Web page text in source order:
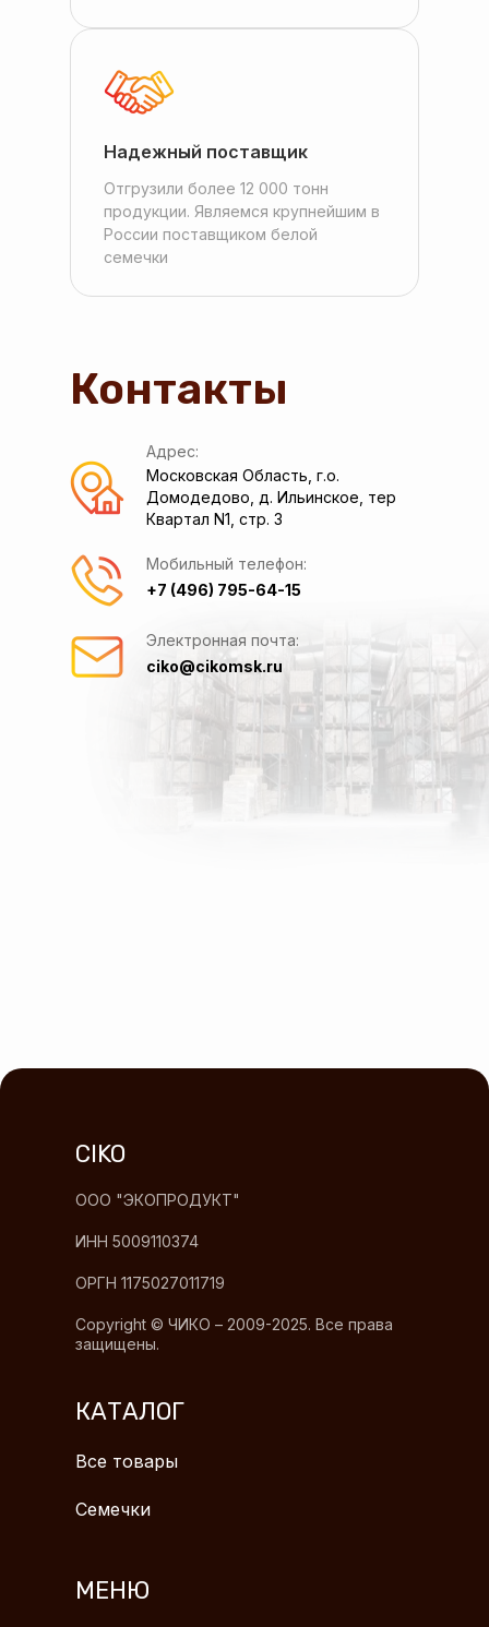
Надежный поставщик
Отгрузили более 12 000 тонн
продукции. Являемся крупнейшим в
России поставщиком белой
семечки
Контакты
Мобильный телефон:
+7 (496) 795-64-15
Адрес:
Московская Область, г.о.
Домодедово, д. Ильинское, тер
Квартал N1, стр. 3
Электронная почта:
ciko@cikomsk.ru
CIKO
ООО "ЭКОПРОДУКТ"
ИНН 5009110374
ОРГН 1175027011719
Copyright © ЧИКО – 2009-2025. Все права
защищены.
КАТАЛОГ
Все товары
Семечки
МЕНЮ